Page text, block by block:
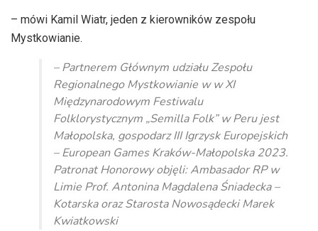
– mówi Kamil Wiatr, jeden z kierowników zespołu
Mystkowianie.
– Partnerem Głównym udziału Zespołu
Regionalnego Mystkowianie w w XI
Międzynarodowym Festiwalu
Folklorystycznym „Semilla Folk” w Peru jest
Małopolska, gospodarz III Igrzysk Europejskich
– European Games Kraków-Małopolska 2023.
Patronat Honorowy objęli: Ambasador RP w
Limie Prof. Antonina Magdalena Śniadecka –
Kotarska oraz Starosta Nowosądecki Marek
Kwiatkowski